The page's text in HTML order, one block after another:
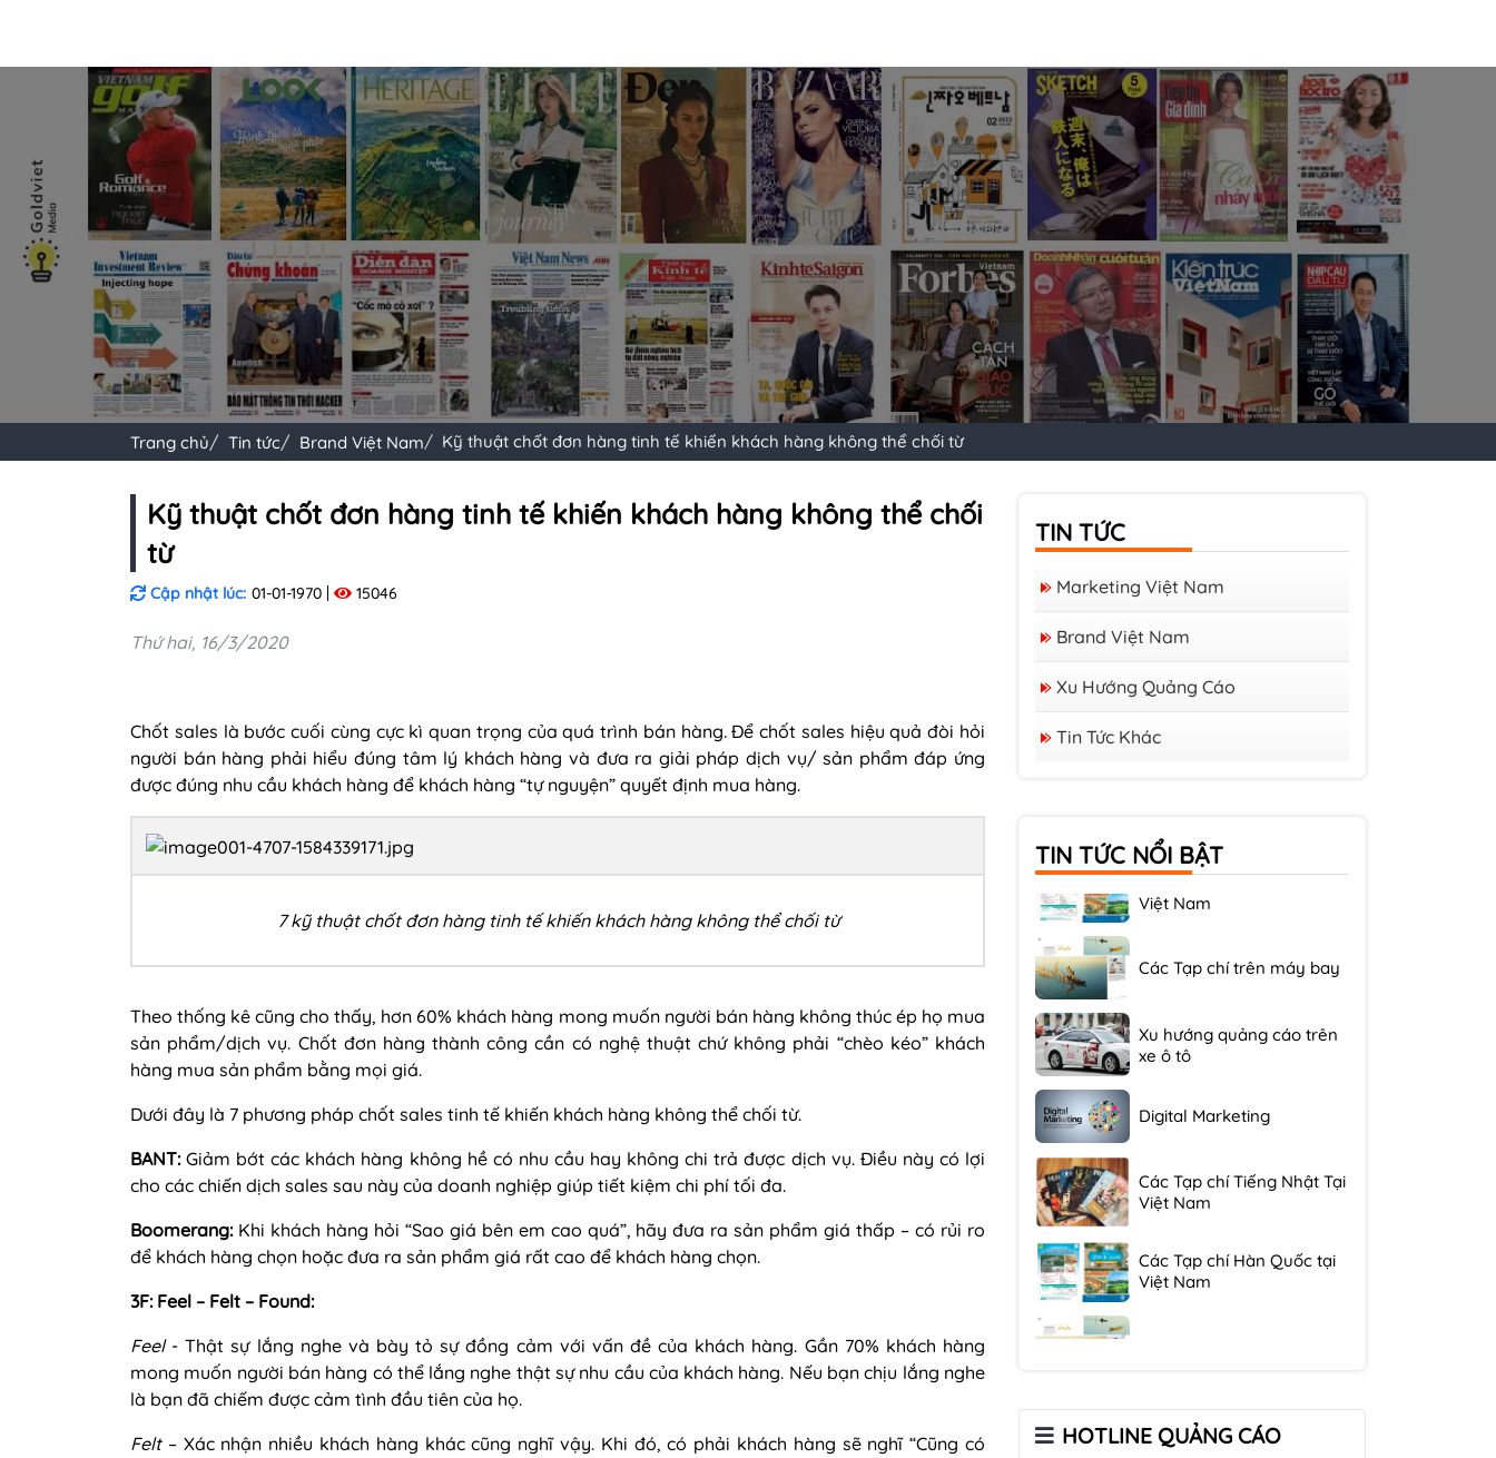
Trang chủ Tin tức Brand Việt Nam Kỹ thuật chốt đơn hàng tinh tế khiến khách hàng không thể chối từ
Kỹ thuật chốt đơn hàng tinh tế khiến khách hàng không thể chối
từ
Cập nhật lúc: 01-01-1970 15046
Thứ hai, 16/3/2020
Chốt sales là bước cuối cùng cực kì quan trọng của quá trình bán hàng. Để chốt sales hiệu quả đòi hỏi
người bán hàng phải hiểu đúng tâm lý khách hàng và đưa ra giải pháp dịch vụ/ sản phẩm đáp ứng
được đúng nhu cầu khách hàng để khách hàng “tự nguyện” quyết định mua hàng.
7 kỹ thuật chốt đơn hàng tinh tế khiến khách hàng không thể chối từ
Theo thống kê cũng cho thấy, hơn 60% khách hàng mong muốn người bán hàng không thúc ép họ mua
sản phẩm/dịch vụ. Chốt đơn hàng thành công cần có nghệ thuật chứ không phải “chèo kéo” khách
hàng mua sản phẩm bằng mọi giá.
Dưới đây là 7 phương pháp chốt sales tinh tế khiến khách hàng không thể chối từ.
BANT:Giảm bớt các khách hàng không hề có nhu cầu hay không chi trả được dịch vụ. Điều này có lợi
cho các chiến dịch sales sau này của doanh nghiệp giúp tiết kiệm chi phí tối đa.
Boomerang:Khi khách hàng hỏi “Sao giá bên em cao quá”, hãy đưa ra sản phẩm giá thấp – có rủi ro
để khách hàng chọn hoặc đưa ra sản phẩm giá rất cao để khách hàng chọn.
3F: Feel – Felt – Found:
Feel- Thật sự lắng nghe và bày tỏ sự đồng cảm với vấn đề của khách hàng. Gần 70% khách hàng
mong muốn người bán hàng có thể lắng nghe thật sự nhu cầu của khách hàng. Nếu bạn chịu lắng nghe
là bạn đã chiếm được cảm tình đầu tiên của họ.
Felt– Xác nhận nhiều khách hàng khác cũng nghĩ vậy. Khi đó, có phải khách hàng sẽ nghĩ “Cũng có
TIN TỨC
Marketing Việt Nam
Brand Việt Nam
Xu Hướng Quảng Cáo
Tin Tức Khác
TIN TỨC NỔI BẬTCác Tạp chí Hàn Quốc tại
Việt Nam
xe ô tô
Việt Nam
Việt Nam
xe ô tô
HOTLINE QUẢNG CÁO